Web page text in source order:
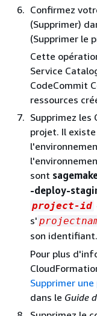
Confirmez
(Supprimer)
(Supprimer le
Cette
Service
CodeCommit
ressources
Supprimez les
projet. Il
sont
-deploy-
project-id
s'
son identifiant.
Pour plus
Supprimer
dans le Guide